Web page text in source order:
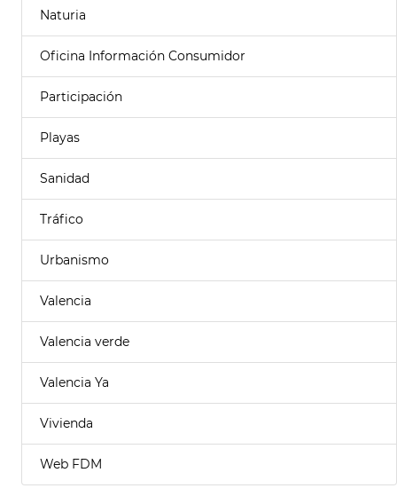
Naturia
Oficina Información Consumidor
Participación
Playas
Sanidad
Tráfico
Urbanismo
Valencia
Valencia verde
Valencia Ya
Vivienda
Web FDM